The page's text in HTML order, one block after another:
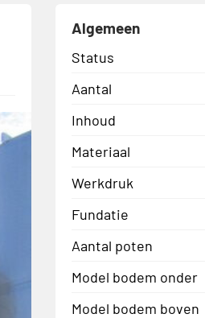
Algemeen
Status
Aantal
Inhoud
Materiaal
Werkdruk
Fundatie
Aantal poten
Model bodem onder
Model bodem boven